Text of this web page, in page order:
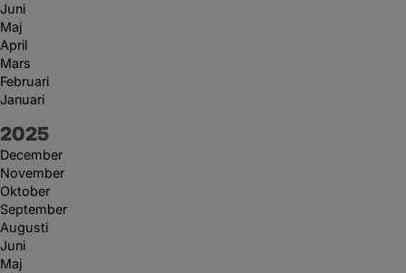
Juni
Maj
April
Mars
Februari
Januari
År:
2025
December
November
Oktober
September
Augusti
Juni
Maj